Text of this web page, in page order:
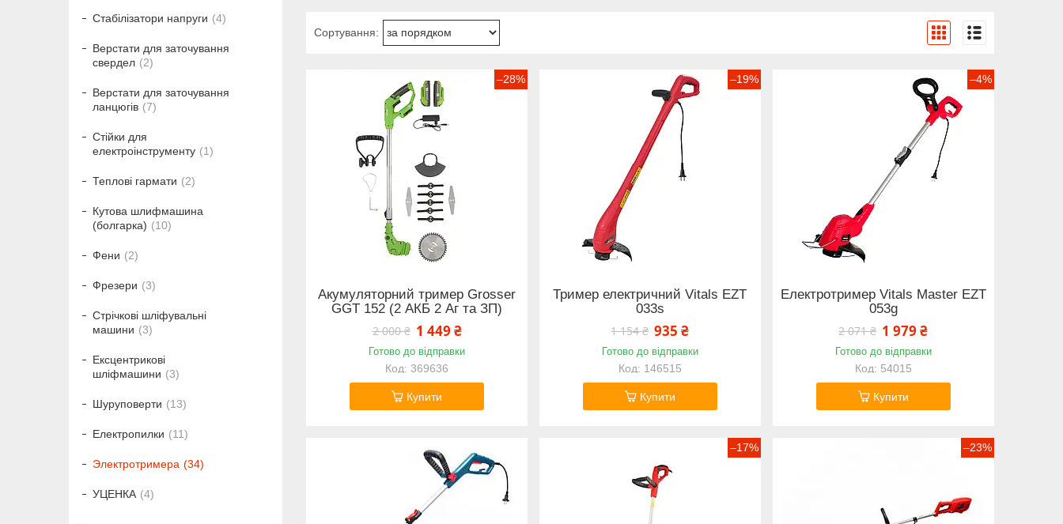
–28%
Акумуляторний тример Grosser
GGT 152 (2 АКБ 2 Аг та ЗП)
2 000 ₴ 1 449 ₴
Готово до відправки
369636
Купити
–19%
Тример електричний Vitals EZT
033s
1 154 ₴ 935 ₴
Готово до відправки
146515
Купити
–4%
Електротример Vitals Master EZT
053g
2 071 ₴ 1 979 ₴
Готово до відправки
54015
Купити
–17% –23%
Стабілізатори напруги 4
Верстати для заточування
свердел
2
Верстати для заточування
ланцюгів
7
Стійки для
електроінструменту
1
Теплові гармати 2
Кутова шлифмашина
(болгарка)
10
Фени 2
Фрезери 3
Стрічкові шліфувальні
машини
3
Ексцентрикові
шліфмашини
3
Шуруповерти 13
Електропилки 11
Электротримера 34
УЦЕНКА 4